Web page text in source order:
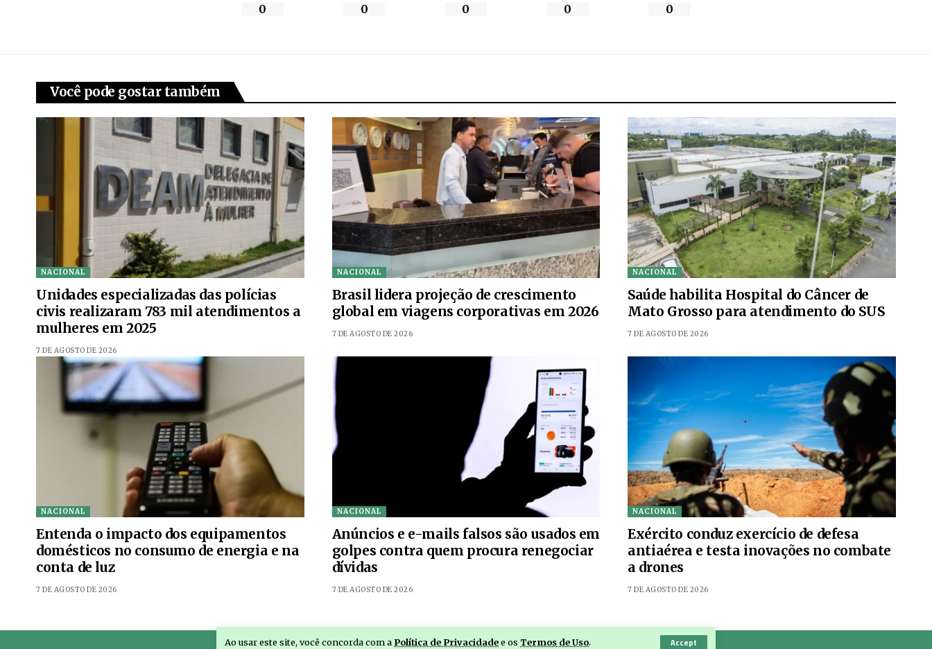
Ao usar este site, você concorda com a Política de Privacidadee os Termos de Uso. Accept
0 0 0 0 0
Você pode gostar também
NACIONAL
Unidades especializadas das polícias
civis realizaram 783 mil atendimentos a
mulheres em 2025
7 DE AGOSTO DE 2026
NACIONAL
Brasil lidera projeção de crescimento
global em viagens corporativas em 2026
7 DE AGOSTO DE 2026
NACIONAL
Saúde habilita Hospital do Câncer de
Mato Grosso para atendimento do SUS
7 DE AGOSTO DE 2026
NACIONAL
Entenda o impacto dos equipamentos
domésticos no consumo de energia e na
conta de luz
7 DE AGOSTO DE 2026
NACIONAL
Anúncios e e-mails falsos são usados em
golpes contra quem procura renegociar
dívidas
7 DE AGOSTO DE 2026
NACIONAL
Exército conduz exercício de defesa
antiaérea e testa inovações no combate
a drones
7 DE AGOSTO DE 2026